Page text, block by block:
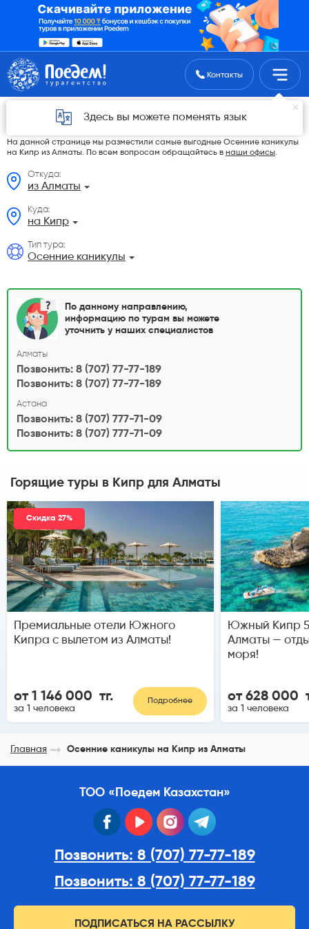
Поиск туровКонтакты
Здесь вы можете поменять язык
Осенние каникулы на Кипр из Алматы в
2026 году
На данной странице мы разместили самые выгодные Осенние каникулы
на Кипр из Алматы. По всем вопросам обращайтесь в наши офисы.
Откуда:
из Алматы
Куда:
на Кипр
Тип тура:
Осенние каникулы
По данному направлению,
информацию по турам вы можете
уточнить у наших специалистов
Алматы
Позвонить: 8 (707) 77-77-189
Позвонить: 8 (707) 77-77-189
Астана
Позвонить: 8 (707) 777-71-09
Позвонить: 8 (707) 777-71-09
Горящие туры в Кипр для Алматы
Скидка 27%
Премиальные отели Южного
Кипра с вылетом из Алматы!
от 1 146 000 тг.
за 1 человека
Подробнее
Южный Кипр
Алматы —
моря!
от 628 000
за 1 человека
Главная Осенние каникулы на Кипр из Алматы
ТОО «Поедем Казахстан»
facebook youtube instagram
Позвонить: 8 (707) 77-77-189
Позвонить: 8 (707) 77-77-189
ПОДПИСАТЬСЯ НА РАССЫЛКУ